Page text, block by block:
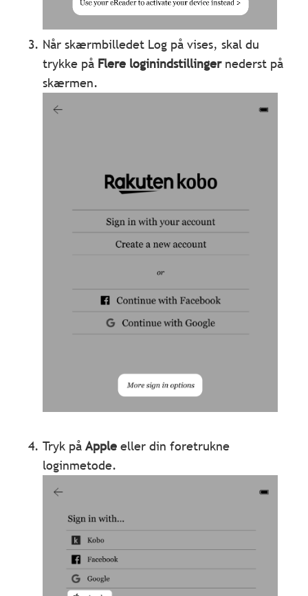
Når skærmbilledet Log på vises, skal du
trykke på Flere loginindstillingernederst på
skærmen.
Tryk påAppleeller din foretrukne
loginmetode.